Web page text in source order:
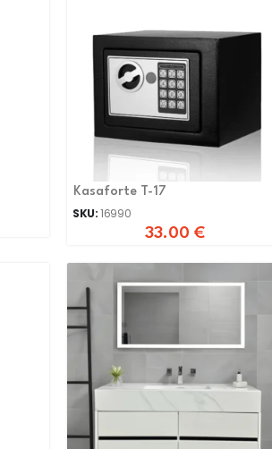
Kasaforte T-17
SKU:16990
33.00 €